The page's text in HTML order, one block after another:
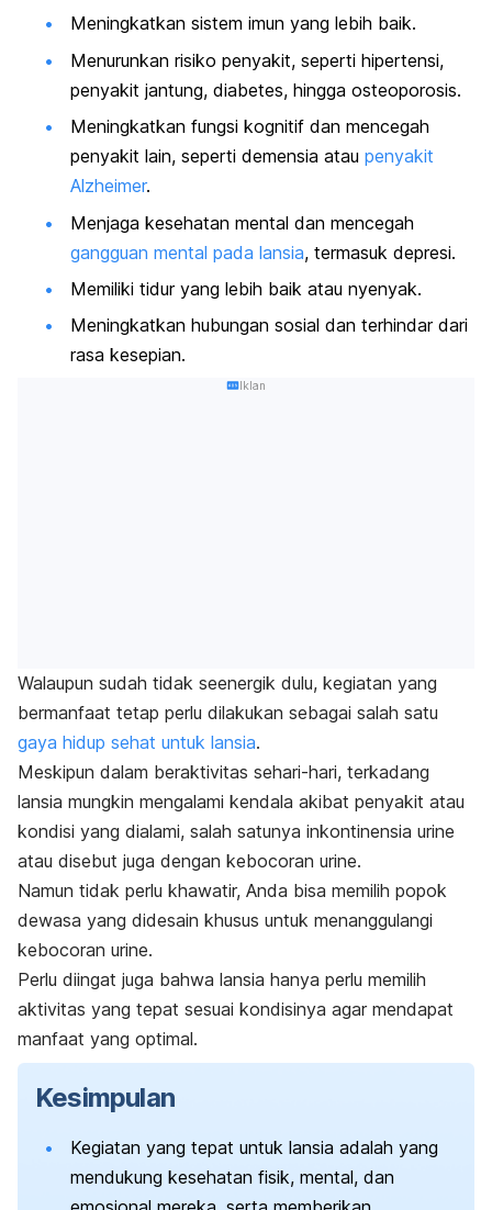
Meningkatkan sistem imun yang lebih baik.
Menurunkan risiko penyakit, seperti hipertensi,
penyakit jantung, diabetes, hingga osteoporosis.
Meningkatkan fungsi kognitif dan mencegah
penyakit lain, seperti demensia atau penyakit
Alzheimer.
Menjaga kesehatan mental dan mencegah
gangguan mental pada lansia, termasuk depresi.
Memiliki tidur yang lebih baik atau nyenyak.
Meningkatkan hubungan sosial dan terhindar dari
rasa kesepian.
Iklan
Walaupun sudah tidak seenergik dulu, kegiatan yang
bermanfaat tetap perlu dilakukan sebagai salah satu
gaya hidup sehat untuk lansia.
Meskipun dalam beraktivitas sehari-hari, terkadang
lansia mungkin mengalami kendala akibat penyakit atau
kondisi yang dialami, salah satunya inkontinensia urine
atau disebut juga dengan kebocoran urine.
Namun tidak perlu khawatir, Anda bisa memilih popok
dewasa yang didesain khusus untuk menanggulangi
kebocoran urine.
Perlu diingat juga bahwa lansia hanya perlu memilih
aktivitas yang tepat sesuai kondisinya agar mendapat
manfaat yang optimal.
Kesimpulan
Kegiatan yang tepat untuk lansia adalah yang
mendukung kesehatan fisik, mental, dan